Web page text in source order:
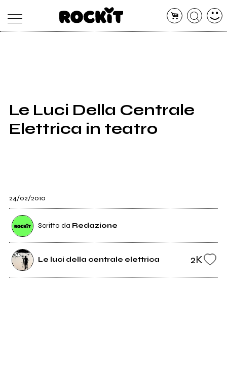
SHOP
RADIO
Le Luci Della Centrale
Elettrica in teatro
24/02/2010
Scritto da Redazione
Le luci della centrale elettrica 2K